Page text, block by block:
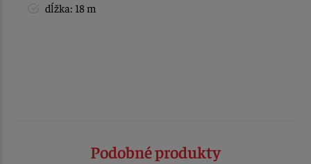
dĺžka: 18 m
Podobné produkty